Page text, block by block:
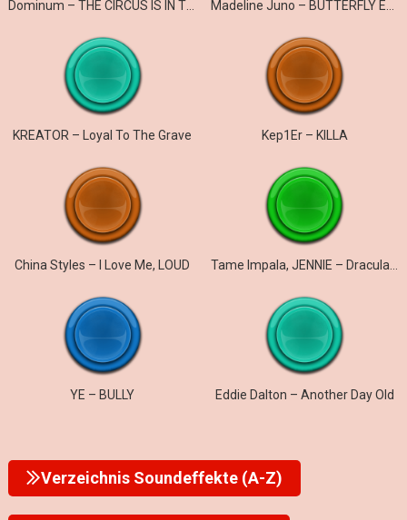
Dominum – THE CIRCUS IS IN TOWN
KREATOR – Loyal To The Grave Kep1Er – KILLA
China Styles – I Love Me, LOUD
YE – BULLY Eddie Dalton – Another Day Old
Verzeichnis Soundeffekte (A-Z)